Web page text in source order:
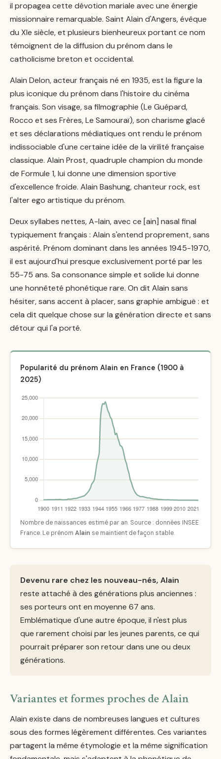
il propagea cette dévotion mariale avec une énergie
missionnaire remarquable. Saint Alain d'Angers, évêque
du XIe siècle, et plusieurs bienheureux portant ce nom
témoignent de la diffusion du prénom dans le
catholicisme breton et occidental.
Alain Delon, acteur français né en 1935, est la figure la
plus iconique du prénom dans l'histoire du cinéma
français. Son visage, sa filmographie (Le Guépard,
Rocco et ses Frères, Le Samouraï), son charisme glacé
et ses déclarations médiatiques ont rendu le prénom
indissociable d'une certaine idée de la virilité française
classique. Alain Prost, quadruple champion du monde
de Formule 1, lui donne une dimension sportive
d'excellence froide. Alain Bashung, chanteur rock, est
l'alter ego artistique du prénom.
Deux syllabes nettes, A-lain, avec ce [ain] nasal final
typiquement français : Alain s'entend proprement, sans
aspérité. Prénom dominant dans les années 1945-1970,
il est aujourd'hui presque exclusivement porté par les
55-75 ans. Sa consonance simple et solide lui donne
une honnêteté phonétique rare. On dit Alain sans
hésiter, sans accent à placer, sans graphie ambiguë : et
cela dit quelque chose sur la génération directe et sans
détour qui l'a porté.
Popularité du prénom Alain en France (1900 à
2025)
Nombre de naissances estimé par an. Source : données INSEE
France. Le prénom Alain se maintient de façon stable.
Devenu rare chez les nouveau-nés, Alain
reste attaché à des générations plus anciennes :
ses porteurs ont en moyenne 67 ans.
Emblématique d'une autre époque, il n'est plus
que rarement choisi par les jeunes parents, ce qui
pourrait préparer son retour dans une ou deux
générations.
Variantes et formes proches de Alain
Alain existe dans de nombreuses langues et cultures
sous des formes légèrement différentes. Ces variantes
partagent la même étymologie et la même signification